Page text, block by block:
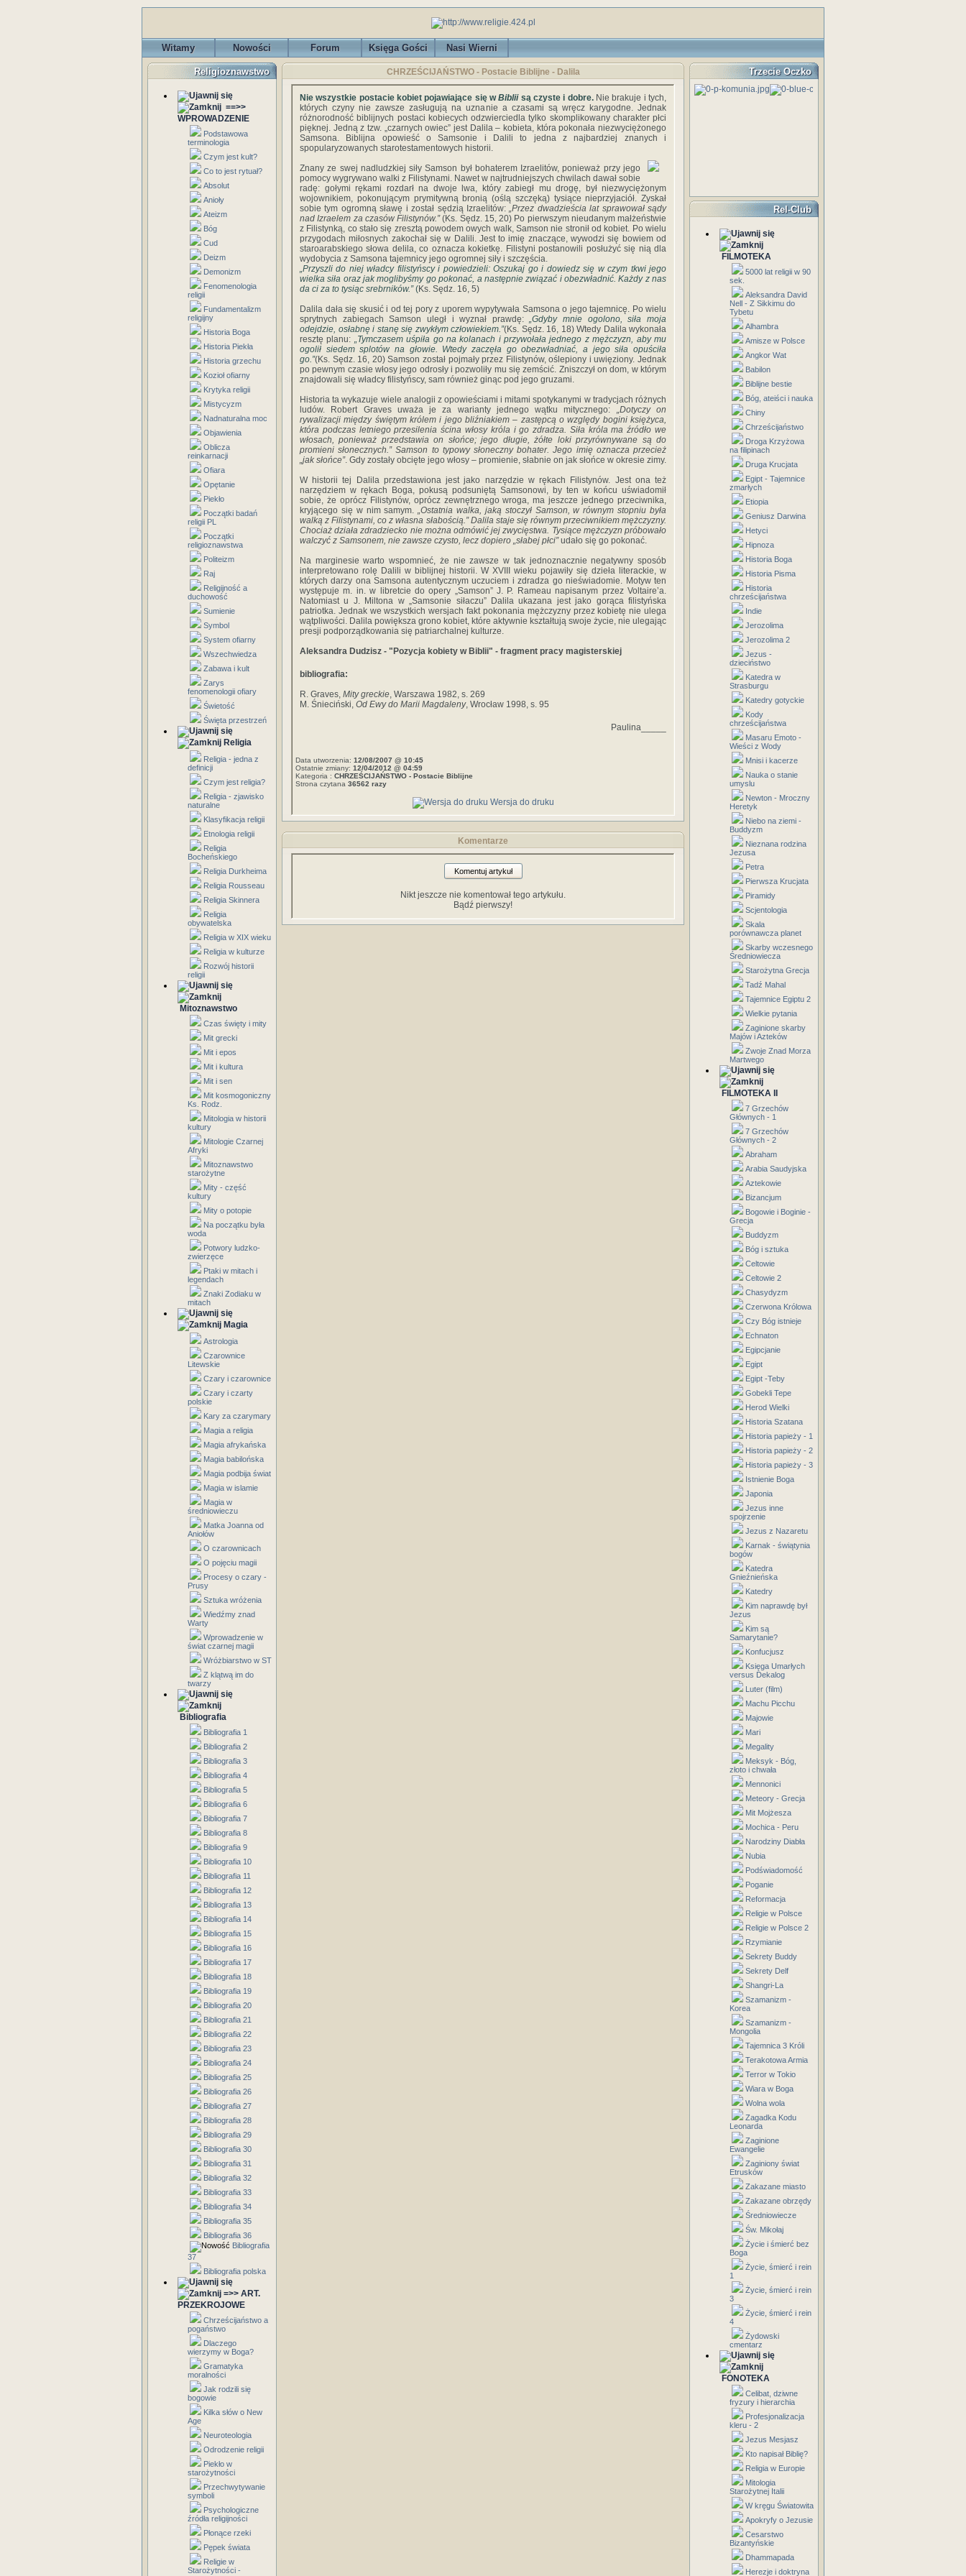
Witamy Nowości Forum Księga Gości Nasi Wierni
Religioznawstwo
==>>
WPROWADZENIE
Podstawowa
terminologia
Czym jest kult?
Co to jest rytuał?
Absolut
Anioły
Ateizm
Bóg
Cud
Deizm
Demonizm
Fenomenologia
religii
Fundamentalizm
religijny
Historia Boga
Historia Piekła
Historia grzechu
Kozioł ofiarny
Krytyka religii
Mistycyzm
Nadnaturalna moc
Objawienia
Oblicza
reinkarnacji
Ofiara
Opętanie
Piekło
Początki badań
religii PL
Początki
religioznawstwa
Politeizm
Raj
Religijność a
duchowość
Sumienie
Symbol
System ofiarny
Wszechwiedza
Zabawa i kult
Zarys
fenomenologii ofiary
Świetość
Święta przestrzeń
Religia
Religia - jedna z
definicji
Czym jest religia?
Religia - zjawisko
naturalne
Klasyfikacja religii
Etnologia religii
Religia
Bocheńskiego
Religia Durkheima
Religia Rousseau
Religia Skinnera
Religia
obywatelska
Religia w XIX wieku
Religia w kulturze
Rozwój historii
religii
Mitoznawstwo
Czas święty i mity
Mit grecki
Mit i epos
Mit i kultura
Mit i sen
Mit kosmogoniczny
Ks. Rodz.
Mitologia w historii
kultury
Mitologie Czarnej
Afryki
Mitoznawstwo
starożytne
Mity - część
kultury
Mity o potopie
Na początku była
woda
Potwory ludzko-
zwierzęce
Ptaki w mitach i
legendach
Znaki Zodiaku w
mitach
Magia
Astrologia
Czarownice
Litewskie
Czary i czarownice
Czary i czarty
polskie
Kary za czarymary
Magia a religia
Magia afrykańska
Magia babilońska
Magia podbija świat
Magia w islamie
Magia w
średniowieczu
Matka Joanna od
Aniołów
O czarownicach
O pojęciu magii
Procesy o czary -
Prusy
Sztuka wróżenia
Wiedźmy znad
Warty
Wprowadzenie w
świat czarnej magii
Wróżbiarstwo w ST
Z klątwą im do
twarzy
Bibliografia
Bibliografia 1
Bibliografia 2
Bibliografia 3
Bibliografia 4
Bibliografia 5
Bibliografia 6
Bibliografia 7
Bibliografia 8
Bibliografia 9
Bibliografia 10
Bibliografia 11
Bibliografia 12
Bibliografia 13
Bibliografia 14
Bibliografia 15
Bibliografia 16
Bibliografia 17
Bibliografia 18
Bibliografia 19
Bibliografia 20
Bibliografia 21
Bibliografia 22
Bibliografia 23
Bibliografia 24
Bibliografia 25
Bibliografia 26
Bibliografia 27
Bibliografia 28
Bibliografia 29
Bibliografia 30
Bibliografia 31
Bibliografia 32
Bibliografia 33
Bibliografia 34
Bibliografia 35
Bibliografia 36
Bibliografia
37
Bibliografia polska
=>> ART.
PRZEKROJOWE
Chrześcijaństwo a
pogaństwo
Dlaczego
wierzymy w Boga?
Gramatyka
moralności
Jak rodzili się
bogowie
Kilka słów o New
Age
Neuroteologia
Odrodzenie religii
Piekło w
starożytności
Przechwytywanie
symboli
Psychologiczne
źródła religijności
Płonące rzeki
Pępek świata
Religie w
Starożytności -
CHRZEŚCIJAŃSTWO - Postacie Biblijne - Dalila
N ie wszystkie postacie kobiet pojawiające się wBibliisą czyste i dobre. Nie brakuje i tych,
których czyny nie zawsze zasługują na uznanie a czasami są wręcz karygodne. Jednak
różnorodność biblijnych postaci kobiecych odzwierciedla tylko skomplikowany charakter płci
pięknej. Jedną z tzw. „czarnych owiec” jest Dalila – kobieta, która pokonała niezwyciężonego
Samsona. Biblijna opowieść o Samsonie i Dalili to jedna z najbardziej znanych i
spopularyzowanych starotestamentowych historii.
Znany ze swej nadludzkiej siły Samson był bohaterem Izraelitów, ponieważ przy jego
pomocy wygrywano walki z Filistynami. Nawet w najtrudniejszych chwilach dawał sobie
radę: gołymi rękami rozdarł na dwoje lwa, który zabiegł mu drogę, był niezwyciężonym
wojownikiem, pokonującym prymitywną bronią (oślą szczęką) tysiące nieprzyjaciół. Zyskał
sobie tym ogromną sławę i został sędzią Izraelitów:„Przez dwadzieścia lat sprawował sądy
nad Izraelem za czasów Filistynów.”(Ks. Sędz. 15, 20) Po pierwszym nieudanym małżeństwie
z Filistynką, co stało się zresztą powodem owych walk, Samson nie stronił od kobiet. Po wielu
przygodach miłosnych zakochał się w Dalili. Jest to imię znaczące, wywodzi się bowiem od
staroarabskiego słowa delila, co oznacza kokietkę. Filistyni postanowili posłużyć się nią dla
wydobycia z Samsona tajemnicy jego ogromnej siły i szczęścia.
„Przyszli do niej władcy filistyńscy i powiedzieli: Oszukaj go i dowiedz się w czym tkwi jego
wielka siła oraz jak moglibyśmy go pokonać, a następnie związać i obezwładnić. Każdy z nas
da ci za to tysiąc srebrników.”(Ks. Sędz. 16, 5)
Dalila dała się skusić i od tej pory z uporem wypytywała Samsona o jego tajemnicę. Po wielu
sprytnych zabiegach Samson uległ i wyznał prawdę:„Gdyby mnie ogolono, siła moja
odejdzie, osłabnę i stanę się zwykłym człowiekiem.”(Ks. Sędz. 16, 18) Wtedy Dalila wykonała
resztę planu: „Tymczasem uśpiła go na kolanach i przywołała jednego z mężczyzn, aby mu
ogolił siedem splotów na głowie. Wtedy zaczęła go obezwładniać, a jego siła opuściła
go.”(Ks. Sędz. 16, 20) Samson został pojmały przez Filistynów, oślepiony i uwięziony. Jednak
po pewnym czasie włosy jego odrosły i pozwoliły mu się zemścić. Zniszczył on dom, w którym
znajdowali się władcy filistyńscy, sam również ginąc pod jego gruzami.
Historia ta wykazuje wiele analogii z opowieściami i mitami spotykanymi w tradycjach różnych
ludów. Robert Graves uważa je za warianty jednego wątku mitycznego: „Dotyczy on
rywalizacji między świętym królem i jego bliźniakiem – zastępcą o względy bogini księżyca,
która podczas letniego przesilenia ścina włosy króla i go zdradza. Siła króla ma źródło we
włosach, ponieważ przedstawia on słońce; jego długie, żółte loki przyrównywane są do
promieni słonecznych.” Samson to typowy słoneczny bohater. Jego imię oznacza przecież
„jak słońce”. Gdy zostały obcięte jego włosy – promienie, słabnie on jak słońce w okresie zimy.
W historii tej Dalila przedstawiona jest jako narzędzie w rękach Filistynów. Jest ona też
narzędziem w rękach Boga, pokusą podsuniętą Samsonowi, by ten w końcu uświadomił
sobie, że oprócz Filistynów, oprócz zewnętrznego wroga, ma jeszcze jednego przeciwnika,
kryjącego się w nim samym.„Ostatnia walka, jaką stoczył Samson, w równym stopniu była
walką z Filistynami, co z własna słabością.” Dalila staje się równym przeciwnikiem mężczyzny.
Chociaż działa zdradziecko nie można odmówić jej zwycięstwa. Tysiące mężczyzn próbowało
walczyć z Samsonem, nie zawsze czysto, lecz dopiero „słabej płci”udało się go pokonać.
Na marginesie warto wspomnieć, że nie zawsze w tak jednoznacznie negatywny sposób
interpretowano rolę Dalili w biblijnej historii. W XVIII wieku pojawiły się dzieła literackie, w
których darzy ona Samsona autentycznym uczuciem i zdradza go nieświadomie. Motyw ten
występuje m. in. w libretcie do opery „Samson” J. P. Rameau napisanym przez Voltaire’a.
Natomiast u J. Miltona w „Samsonie siłaczu” Dalila ukazana jest jako gorąca filistyńska
patriotka. Jednak we wszystkich wersjach fakt pokonania mężczyzny przez kobietę nie ulega
wątpliwości. Dalila powiększa grono kobiet, które aktywnie kształtują swoje życie, nie ulegając
presji podporządkowania się patriarchalnej kulturze.
Aleksandra Dudzisz - "Pozycja kobiety w Biblii" - fragment pracy magisterskiej
bibliografia:
R. Graves, Mity greckie, Warszawa 1982, s. 269
M. Śnieciński, Od Ewy do Marii Magdaleny, Wrocław 1998, s. 95
Paulina_____
Data utworzenia: 12/08/2007 @ 10:45
Ostatnie zmiany: 12/04/2012 @ 04:59
Kategoria : CHRZEŚCIJAŃSTWO - Postacie Biblijne
Strona czytana 36562 razy
Wersja do druku
Komentarze
Komentuj artykuł
Nikt jeszcze nie komentował tego artykułu.
Bądź pierwszy!
Trzecie Oczko
Rel-Club
FILMOTEKA
5000 lat religii w 90
sek.
Aleksandra David
Nell - Z Sikkimu do
Tybetu
Alhambra
Amisze w Polsce
Angkor Wat
Babilon
Biblijne bestie
Bóg, ateiści i nauka
Chiny
Chrześcijaństwo
Droga Krzyżowa
na filipinach
Druga Krucjata
Egipt - Tajemnice
zmarłych
Etiopia
Geniusz Darwina
Hetyci
Hipnoza
Historia Boga
Historia Pisma
Historia
chrześcijaństwa
Indie
Jerozolima
Jerozolima 2
Jezus -
dzieciństwo
Katedra w
Strasburgu
Katedry gotyckie
Kody
chrześcijaństwa
Masaru Emoto -
Wieści z Wody
Mnisi i kacerze
Nauka o stanie
umyslu
Newton - Mroczny
Heretyk
Niebo na ziemi -
Buddyzm
Nieznana rodzina
Jezusa
Petra
Pierwsza Krucjata
Piramidy
Scjentologia
Skala
porównawcza planet
Skarby wczesnego
Średniowiecza
Starożytna Grecja
Tadź Mahal
Tajemnice Egiptu 2
Wielkie pytania
Zaginione skarby
Majów i Azteków
Zwoje Znad Morza
Martwego
FILMOTEKA II
7 Grzechów
Głównych - 1
7 Grzechów
Głównych - 2
Abraham
Arabia Saudyjska
Aztekowie
Bizancjum
Bogowie i Boginie -
Grecja
Buddyzm
Bóg i sztuka
Celtowie
Celtowie 2
Chasydyzm
Czerwona Królowa
Czy Bóg istnieje
Echnaton
Egipcjanie
Egipt
Egipt -Teby
Gobekli Tepe
Herod Wielki
Historia Szatana
Historia papieży - 1
Historia papieży - 2
Historia papieży - 3
Istnienie Boga
Japonia
Jezus inne
spojrzenie
Jezus z Nazaretu
Karnak - świątynia
bogów
Katedra
Gnieźnieńska
Katedry
Kim naprawdę był
Jezus
Kim są
Samarytanie?
Konfucjusz
Księga Umarłych
versus Dekalog
Luter (film)
Machu Picchu
Majowie
Mari
Megality
Meksyk - Bóg,
złoto i chwała
Mennonici
Meteory - Grecja
Mit Mojżesza
Mochica - Peru
Narodziny Diabła
Nubia
Podświadomość
Poganie
Reformacja
Religie w Polsce
Religie w Polsce 2
Rzymianie
Sekrety Buddy
Sekrety Delf
Shangri-La
Szamanizm -
Korea
Szamanizm -
Mongolia
Tajemnica 3 Króli
Terakotowa Armia
Terror w Tokio
Wiara w Boga
Wolna wola
Zagadka Kodu
Leonarda
Zaginione
Ewangelie
Zaginiony świat
Etrusków
Zakazane miasto
Zakazane obrzędy
Średniowiecze
Św. Mikołaj
Życie i śmierć bez
Boga
Życie, śmierć i rein
1
Życie, śmierć i rein
3
Życie, śmierć i rein
4
Żydowski
cmentarz
FONOTEKA
Celibat, dziwne
fryzury i hierarchia
Profesjonalizacja
kleru - 2
Jezus Mesjasz
Kto napisał Biblię?
Religia w Europie
Mitologia
Starożytnej Italii
W kręgu Światowita
Apokryfy o Jezusie
Cesarstwo
Bizantyńskie
Dhammapada
Herezje i doktryna